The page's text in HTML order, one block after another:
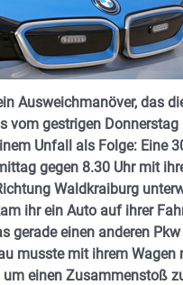
Ausweichmanöver, das
vom gestrigen
Unfall als Folge: Eine
gegen 8.30 Uhr mit
Waldkraiburg
ihr ein Auto auf ihrer
gerade einen anderen
musste mit ihrem Wagen
um einen Zusammenstoß